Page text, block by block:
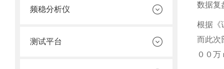
频稳分析仪
测试平台
数据复
根据《
而此次
００